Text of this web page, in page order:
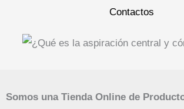
Contactos
Somos una Tienda Online de